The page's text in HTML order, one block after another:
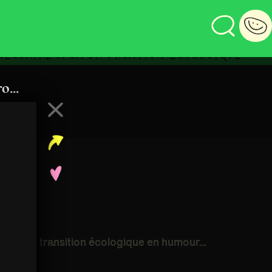
de transition écologique en humour...
À LA BIFURCATION ÉCOLOGIQUE